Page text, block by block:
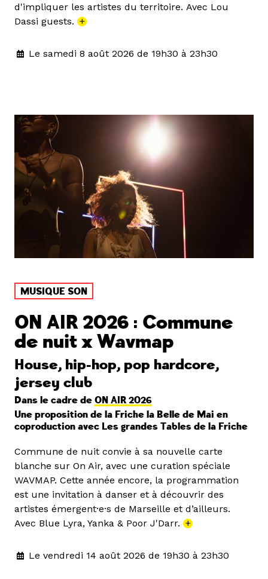
d'impliquer les artistes du territoire. Avec Lou
Dassi guests. +
Le samedi 8 août 2026 de 19h30 à 23h30
MUSIQUE SON
ON AIR 2026 : Commune
de nuit x Wavmap
House, hip-hop, pop hardcore,
jersey club
Dans le cadre de ON AIR 2026
Une proposition de la Friche la Belle de Mai en
coproduction avec Les grandes Tables de la Friche
Commune de nuit convie à sa nouvelle carte
blanche sur On Air, avec une curation spéciale
WAVMAP. Cette année encore, la programmation
est une invitation à danser et à découvrir des
artistes émergent·e·s de Marseille et d’ailleurs.
Avec Blue Lyra, Yanka & Poor J'Darr. +
Le vendredi 14 août 2026 de 19h30 à 23h30